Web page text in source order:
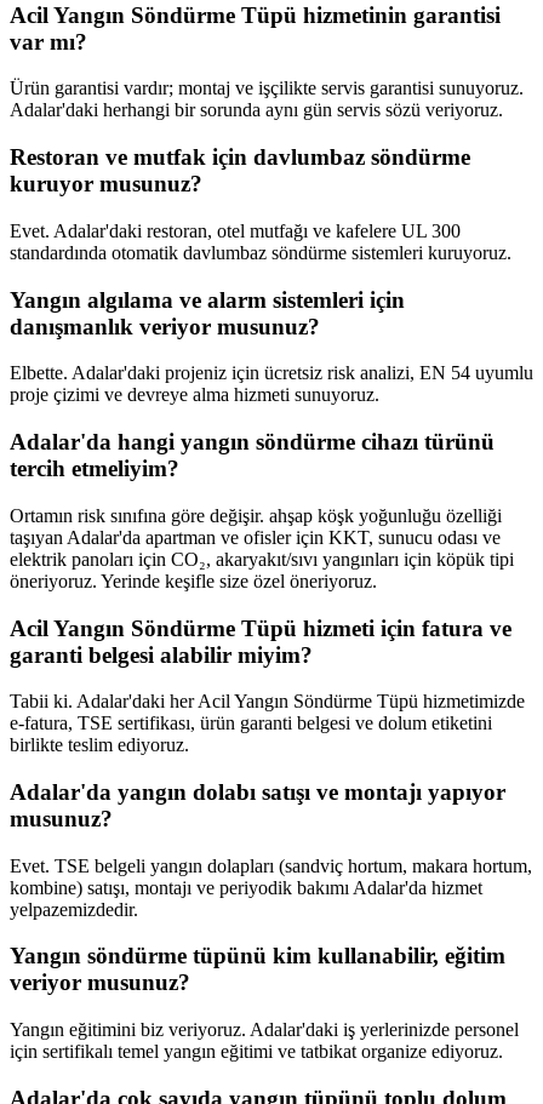
Acil Yangın Söndürme Tüpü hizmetinin garantisi
var mı?
Ürün garantisi vardır; montaj ve işçilikte servis garantisi sunuyoruz.
Adalar'daki herhangi bir sorunda aynı gün servis sözü veriyoruz.
Restoran ve mutfak için davlumbaz söndürme
kuruyor musunuz?
Evet. Adalar'daki restoran, otel mutfağı ve kafelere UL 300
standardında otomatik davlumbaz söndürme sistemleri kuruyoruz.
Yangın algılama ve alarm sistemleri için
danışmanlık veriyor musunuz?
Elbette. Adalar'daki projeniz için ücretsiz risk analizi, EN 54 uyumlu
proje çizimi ve devreye alma hizmeti sunuyoruz.
Adalar'da hangi yangın söndürme cihazı türünü
tercih etmeliyim?
Ortamın risk sınıfına göre değişir. ahşap köşk yoğunluğu özelliği
taşıyan Adalar'da apartman ve ofisler için KKT, sunucu odası ve
elektrik panoları için CO₂, akaryakıt/sıvı yangınları için köpük tipi
öneriyoruz. Yerinde keşifle size özel öneriyoruz.
Acil Yangın Söndürme Tüpü hizmeti için fatura ve
garanti belgesi alabilir miyim?
Tabii ki. Adalar'daki her Acil Yangın Söndürme Tüpü hizmetimizde
e-fatura, TSE sertifikası, ürün garanti belgesi ve dolum etiketini
birlikte teslim ediyoruz.
Adalar'da yangın dolabı satışı ve montajı yapıyor
musunuz?
Evet. TSE belgeli yangın dolapları (sandviç hortum, makara hortum,
kombine) satışı, montajı ve periyodik bakımı Adalar'da hizmet
yelpazemizdedir.
Yangın söndürme tüpünü kim kullanabilir, eğitim
veriyor musunuz?
Yangın eğitimini biz veriyoruz. Adalar'daki iş yerlerinizde personel
için sertifikalı temel yangın eğitimi ve tatbikat organize ediyoruz.
Adalar'da çok sayıda yangın tüpünü toplu dolum